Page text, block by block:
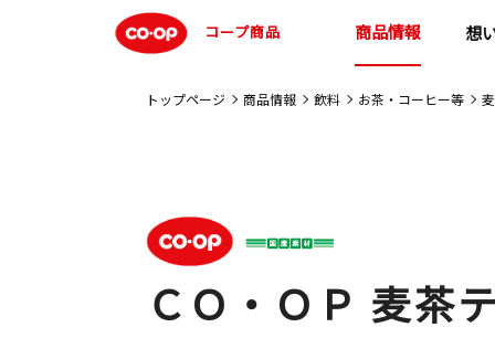
コープ商品 商品情報 想
トップページ 商品情報 飲料 お茶・コーヒー等
ＣＯ・ＯＰ 麦茶